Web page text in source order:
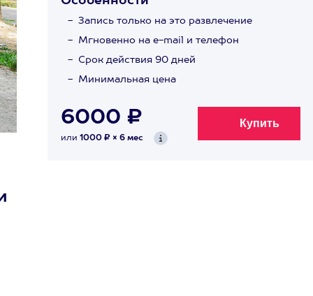
Запись только на это развлечение
Мгновенно на e-mail и телефон
Срок действия 90 дней
Минимальная цена
6000 ₽
или 1000 ₽ × 6 мес